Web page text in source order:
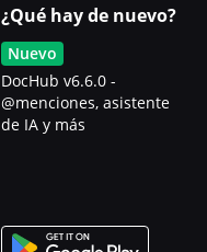
¿Qué hay de nuevo?
Nuevo
DocHub v6.6.0 -
@menciones, asistente
de IA y más